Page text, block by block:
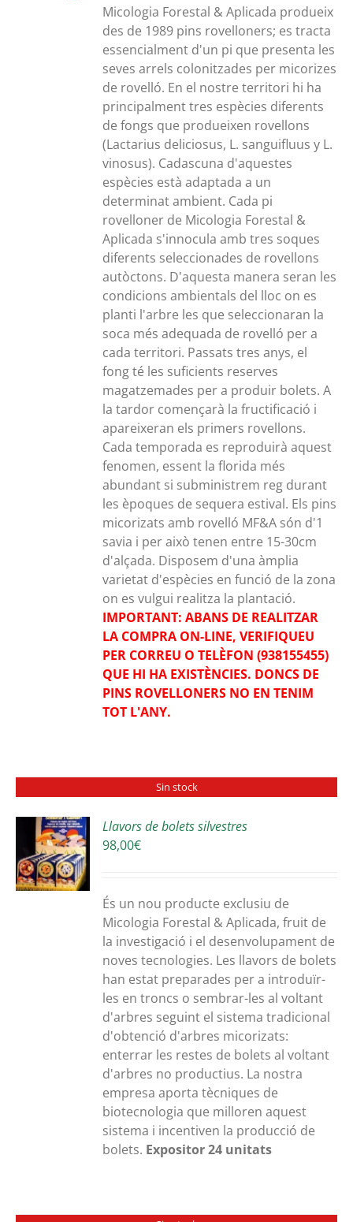
135,00€
a
280,00€
Micologia Forestal & Aplicada produeix
des de 1989 pins rovelloners; es tracta
essencialment d'un pi que presenta les
seves arrels colonitzades per micorizes
de rovelló. En el nostre territori hi ha
principalment tres espècies diferents
de fongs que produeixen rovellons
(Lactarius deliciosus, L. sanguifluus y L.
vinosus). Cadascuna d'aquestes
espècies està adaptada a un
determinat ambient. Cada pi
rovelloner de Micologia Forestal &
Aplicada s'innocula amb tres soques
diferents seleccionades de rovellons
autòctons. D'aquesta manera seran les
condicions ambientals del lloc on es
planti l'arbre les que seleccionaran la
soca més adequada de rovelló per a
cada territori. Passats tres anys, el
fong té les suficients reserves
magatzemades per a produir bolets. A
la tardor començarà la fructificació i
apareixeran els primers rovellons.
Cada temporada es reproduirà aquest
fenomen, essent la florida més
abundant si subministrem reg durant
les èpoques de sequera estival. Els pins
micorizats amb rovelló MF&A són d'1
savia i per això tenen entre 15-30cm
d'alçada. Disposem d'una àmplia
varietat d'espècies en funció de la zona
on es vulgui realitza la plantació.
IMPORTANT: ABANS DE REALITZAR
LA COMPRA ON-LINE, VERIFIQUEU
PER CORREU O TELÈFON (938155455)
QUE HI HA EXISTÈNCIES. DONCS DE
PINS ROVELLONERS NO EN TENIM
TOT L'ANY.
Sin stock
Llavors de bolets silvestres
98,00€
És un nou producte exclusiu de
Micologia Forestal & Aplicada, fruit de
la investigació i el desenvolupament de
noves tecnologies. Les llavors de bolets
han estat preparades per a introduïr-
les en troncs o sembrar-les al voltant
d'arbres seguint el sistema tradicional
d'obtenció d'arbres micorizats:
enterrar les restes de bolets al voltant
d'arbres no productius. La nostra
empresa aporta tècniques de
biotecnologia que milloren aquest
sistema i incentiven la producció de
bolets. Expositor 24 unitats